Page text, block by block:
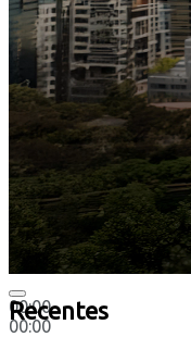
00:00
00:00
Recentes